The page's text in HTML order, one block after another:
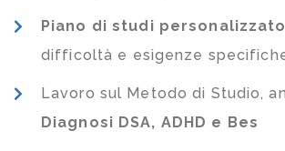
Piano di studi personalizzato
difficoltà e esigenze
Lavoro sul Metodo di Studio,
Diagnosi DSA, ADHD e Bes